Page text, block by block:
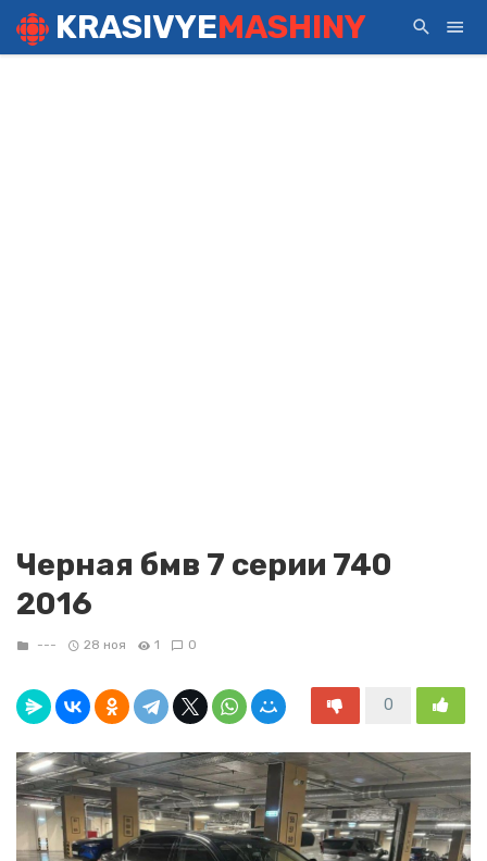
KRASIVYEMASHINY
Черная бмв 7 серии 740
2016
--- 28 ноя 1 0
0